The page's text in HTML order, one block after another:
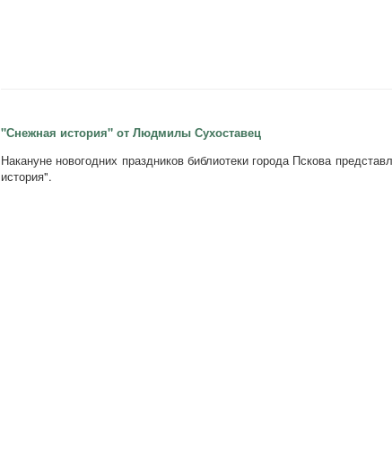
"Снежная история" от Людмилы Сухоставец
Накануне новогодних праздников библиотеки города Пскова
история".